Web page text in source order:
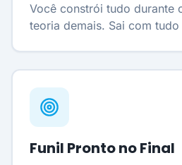
Você constrói tudo durante
teoria demais. Sai com
Funil Pronto no Final